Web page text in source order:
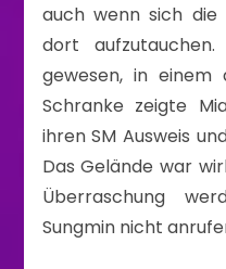
auch wenn sich
dort
gewesen, in einem
Schranke zeigte
ihren SM Ausweis
Das Gelände war
Überraschung
Sungmin nicht